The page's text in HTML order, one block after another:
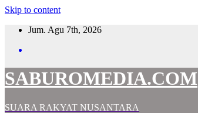
Skip to content
Jum. Agu 7th, 2026
SABUROMEDIA.COM
SUARA RAKYAT NUSANTARA